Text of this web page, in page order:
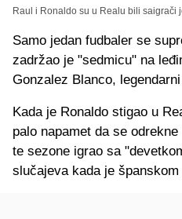
Raul i Ronaldo su u Realu bili saigrači
Samo jedan fudbaler se
zadržao je "sedmicu" na
Gonzalez Blanco,
Kada je Ronaldo stigao u
palo napamet da se
te sezone igrao sa
slučajeva kada je